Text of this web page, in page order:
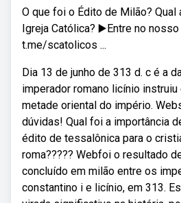
O que foi o Édito de Milão? Qual
Igreja Católica? ▶️Entre no nosso
t.me/scatolicos ...
Dia 13 de junho de 313 d. c é a
imperador romano licínio
metade oriental do império.
dúvidas! Qual foi a importância
édito de tessalônica para o
roma????? Webfoi o resultado
concluído em milão entre os
constantino i e licínio, em 313.